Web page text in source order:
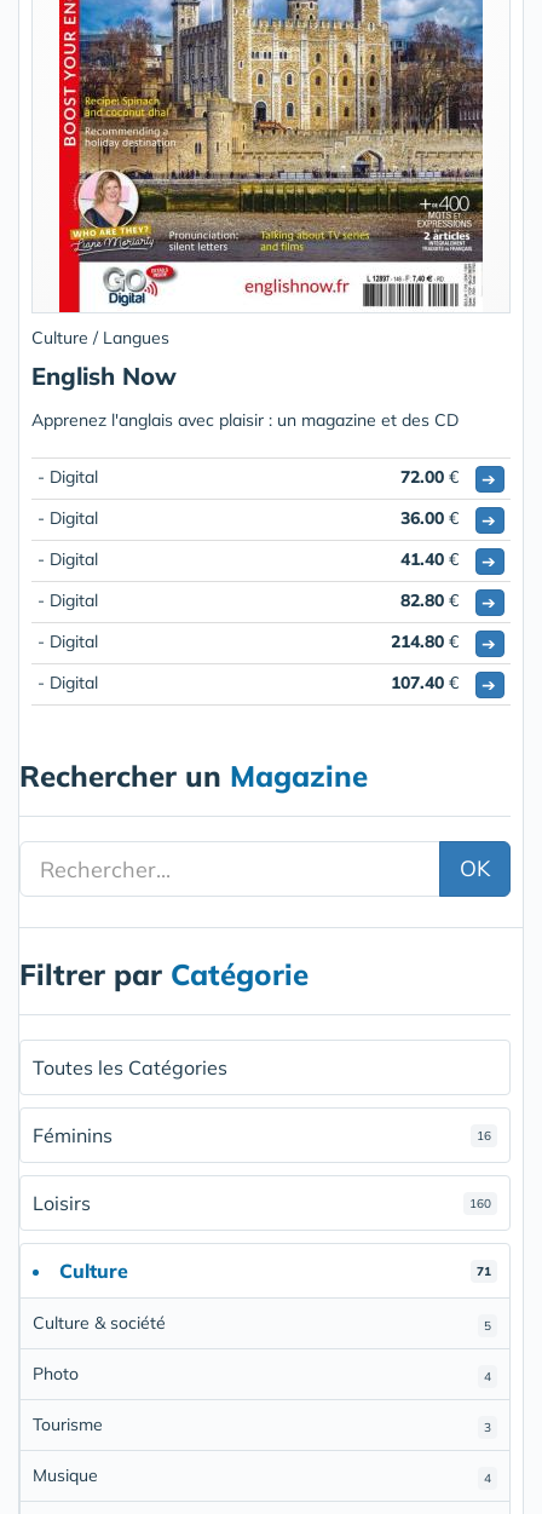
Culture / Langues
English Now
Apprenez l'anglais avec plaisir : un magazine et des CD
- Digital 72.00 €
➔
- Digital
36.00 €
➔
- Digital
41.40 €
➔
- Digital
82.80 €
➔
- Digital
214.80 €
➔
- Digital
107.40 € ➔
Rechercher un Magazine
OK
Filtrer par Catégorie
Toutes les Catégories
Féminins 16
Loisirs 160
Culture 71
Culture & société 5
Photo 4
Tourisme 3
Musique 4